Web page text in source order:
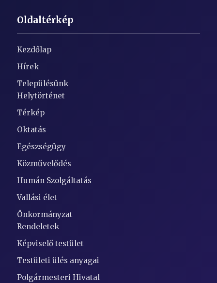
Oldaltérkép
Kezdőlap
Hírek
Településünk
Helytörténet
Térkép
Oktatás
Egészségügy
Közművelődés
Humán Szolgáltatás
Vallási élet
Önkormányzat
Rendeletek
Képviselő testület
Testületi ülés anyagai
Polgármesteri Hivatal